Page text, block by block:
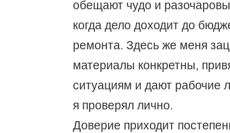
обещают чудо и
когда дело доходит до
ремонта. Здесь же меня
материалы конкретны,
ситуациям и дают рабочие
я проверял лично.
Доверие приходит